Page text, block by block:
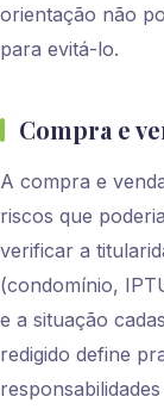
orientação não
para evitá-lo.
Compra e
A compra e
riscos que
verificar a
(condomínio,
e a situação
redigido define